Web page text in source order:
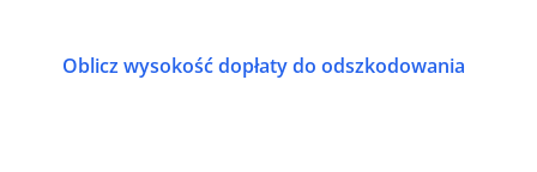
Oblicz wysokość dopłaty do odszkodowania